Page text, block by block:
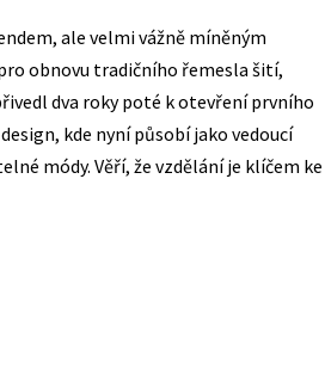
ale velmi vážně míněným
obnovu tradičního řemesla šití,
dva roky poté k otevření prvního
kde nyní působí jako vedoucí
módy. Věří, že vzdělání je klíčem ke